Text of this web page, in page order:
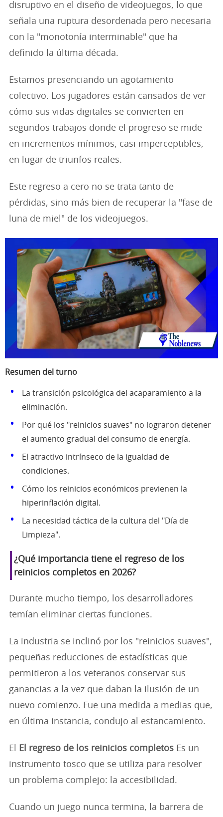
disruptivo en el diseño de videojuegos, lo que
señala una ruptura desordenada pero necesaria
con la "monotonía interminable" que ha
definido la última década.
Estamos presenciando un agotamiento
colectivo. Los jugadores están cansados de ver
cómo sus vidas digitales se convierten en
segundos trabajos donde el progreso se mide
en incrementos mínimos, casi imperceptibles,
en lugar de triunfos reales.
Este regreso a cero no se trata tanto de
pérdidas, sino más bien de recuperar la "fase de
luna de miel" de los videojuegos.
Resumen del turno
La transición psicológica del acaparamiento a la
eliminación.
Por qué los "reinicios suaves" no lograron detener
el aumento gradual del consumo de energía.
El atractivo intrínseco de la igualdad de
condiciones.
Cómo los reinicios económicos previenen la
hiperinflación digital.
La necesidad táctica de la cultura del "Día de
Limpieza".
¿Qué importancia tiene el regreso de los
reinicios completos en 2026?
Durante mucho tiempo, los desarrolladores
temían eliminar ciertas funciones.
La industria se inclinó por los "reinicios suaves",
pequeñas reducciones de estadísticas que
permitieron a los veteranos conservar sus
ganancias a la vez que daban la ilusión de un
nuevo comienzo. Fue una medida a medias que,
en última instancia, condujo al estancamiento.
El El regreso de los reinicios completos Es un
instrumento tosco que se utiliza para resolver
un problema complejo: la accesibilidad.
Cuando un juego nunca termina, la barrera de